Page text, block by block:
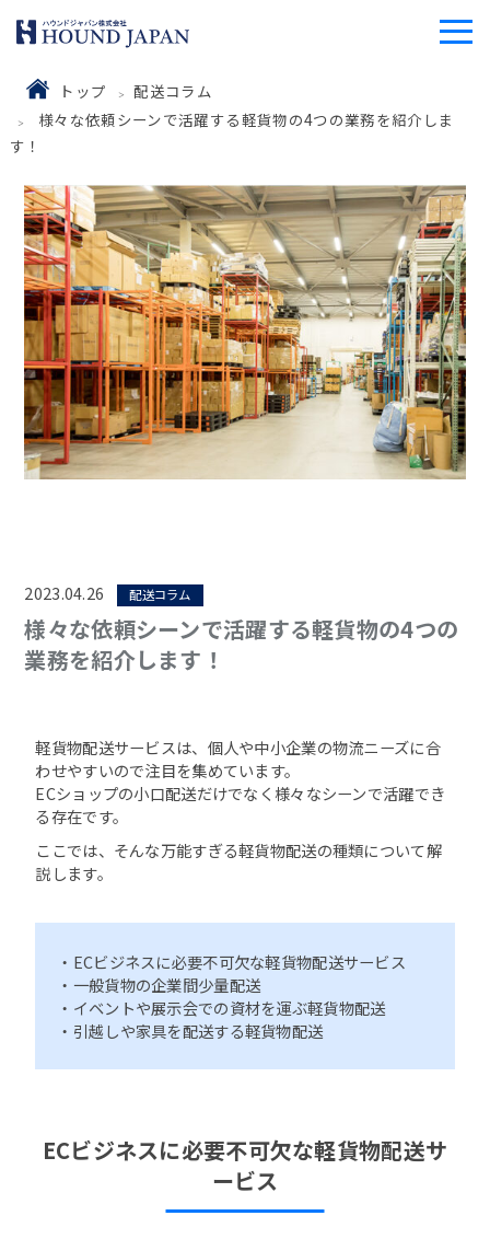
トップ
配送コラム
様々な依頼シーンで活躍する軽貨物の4つの業務を紹介しま
す！
2023.04.26 配送コラム
様々な依頼シーンで活躍する軽貨物の4つの
業務を紹介します！
軽貨物配送サービスは、個人や中小企業の物流ニーズに合
わせやすいので注目を集めています。
ECショップの小口配送だけでなく様々なシーンで活躍でき
る存在です。
ここでは、そんな万能すぎる軽貨物配送の種類について解
説します。
・ECビジネスに必要不可欠な軽貨物配送サービス
・一般貨物の企業間少量配送
・イベントや展示会での資材を運ぶ軽貨物配送
・引越しや家具を配送する軽貨物配送
ECビジネスに必要不可欠な軽貨物配送サ
ービス